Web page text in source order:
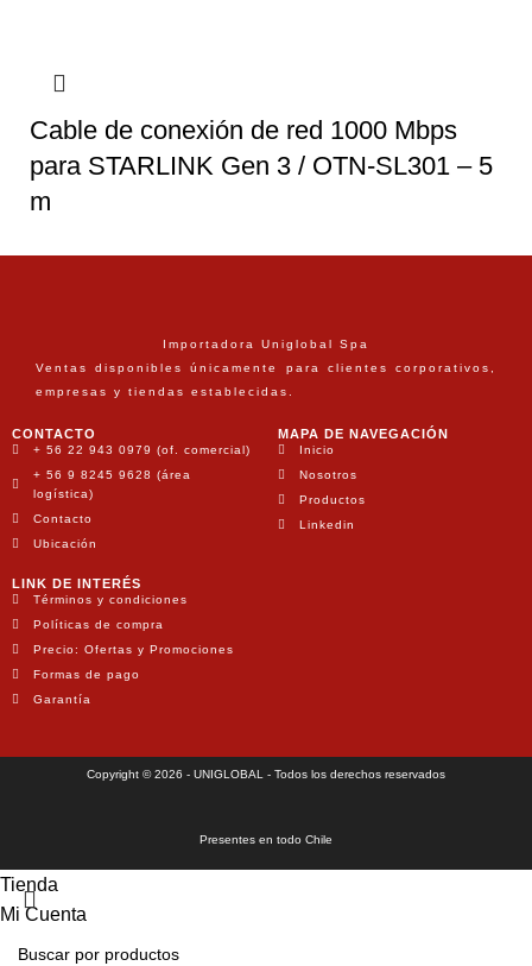
Cable de conexión de red 1000 Mbps
para STARLINK Gen 3 / OTN-SL301 – 5
m
Importadora Uniglobal Spa
Ventas disponibles únicamente para clientes corporativos,
empresas y tiendas establecidas.
CONTACTO
+ 56 22 943 0979 (of. comercial)
+ 56 9 8245 9628 (área
logística)
Contacto
Ubicación
MAPA DE NAVEGACIÓN
Inicio
Nosotros
Productos
Linkedin
LINK DE INTERÉS
Términos y condiciones
Políticas de compra
Precio: Ofertas y Promociones
Formas de pago
Garantía
Copyright © 2026 - UNIGLOBAL - Todos los derechos reservados
Presentes en todo Chile
Tienda
Mi Cuenta